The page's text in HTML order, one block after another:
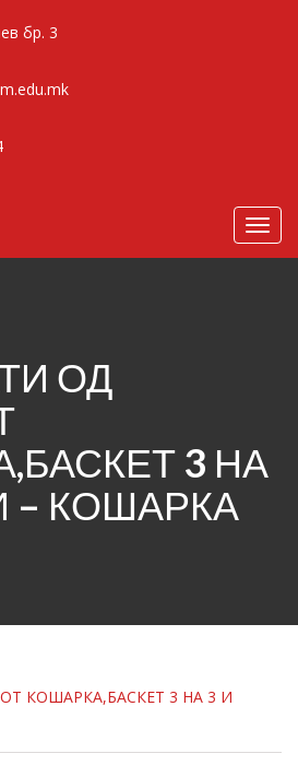
бр. 3
ОД
3 НА
– КОШАРКА
КОШАРКА,БАСКЕТ 3 НА 3 И